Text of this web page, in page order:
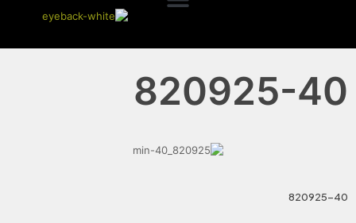
820925-40
820925-40